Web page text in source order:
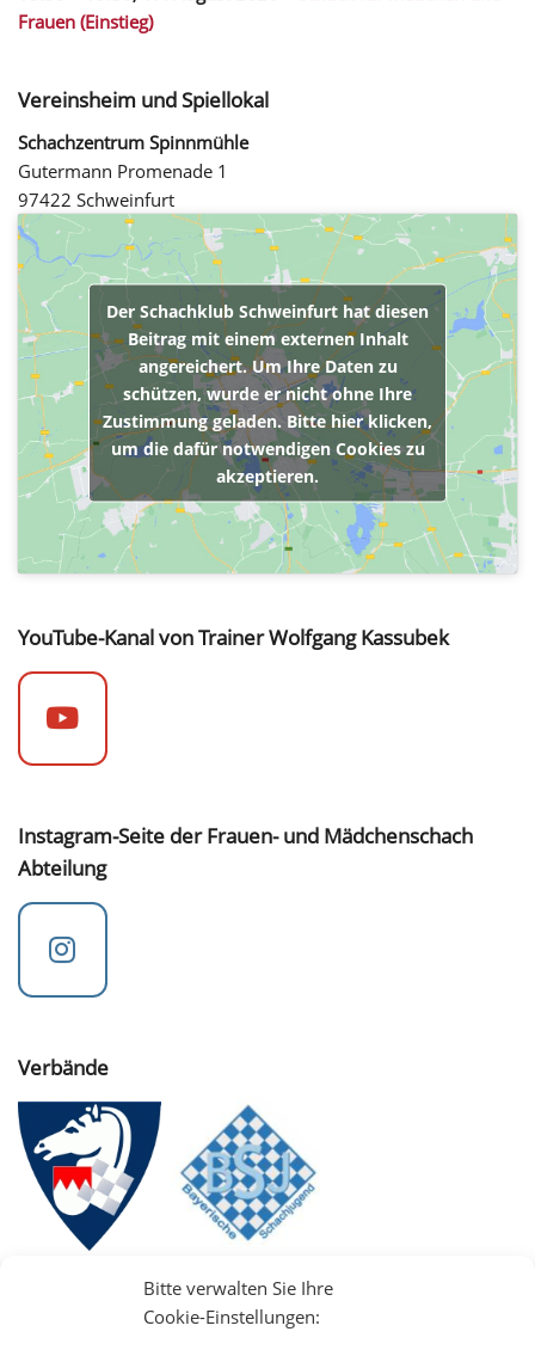
Bitte verwalten Sie Ihre
Cookie-Einstellungen:
Frauen (Einstieg)
Vereinsheim und Spiellokal
Schachzentrum Spinnmühle
Gutermann Promenade 1
97422 Schweinfurt
Der Schachklub Schweinfurt hat diesen
Beitrag mit einem externen Inhalt
angereichert. Um Ihre Daten zu
schützen, wurde er nicht ohne Ihre
Zustimmung geladen. Bitte hier klicken,
um die dafür notwendigen Cookies zu
akzeptieren.
YouTube-Kanal von Trainer Wolfgang Kassubek
Instagram-Seite der Frauen- und Mädchenschach
Abteilung
Verbände